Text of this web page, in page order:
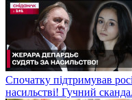
Спочатку підтримував
насильстві! Гучний